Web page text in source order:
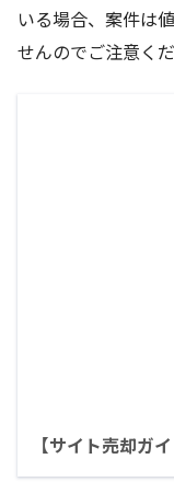
いる場合、案件は
せんのでご注意くだ
【サイト売却ガ